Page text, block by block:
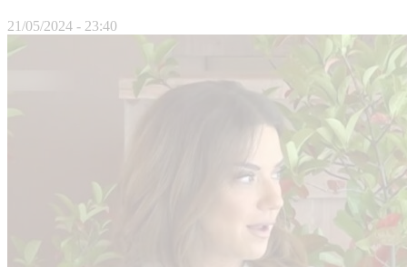
21/05/2024 - 23:40